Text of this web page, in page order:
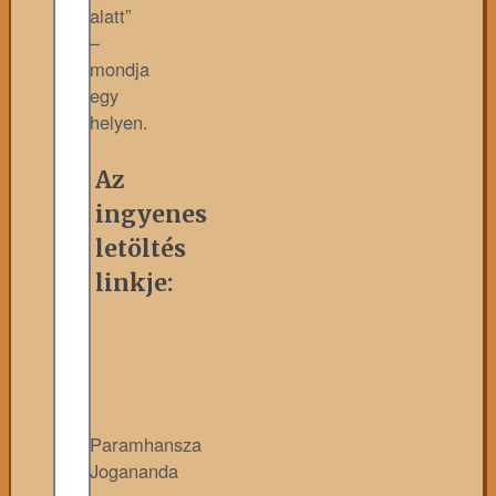
alatt”
–
mondja
egy
helyen.
Az
ingyenes
letöltés
linkje:
Paramhansza
Jogananda